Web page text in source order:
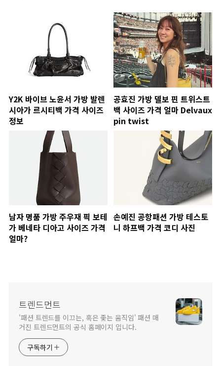
Y2K 바이브 노윤서 가방 발렌
시아가 르시티백 가격 사이즈
정보
공효진 가방 델보 핀 트위스트
백 사이즈 가격 얼마 Delvaux
pin twist
남자 명품 가방 주우재 픽 보테
가 베네타 디아고 사이즈 가격
얼마?
손예진 공항패션 가방 테스토
니 하프백 가격 코디 사진
트렌드먼트
'패션 트렌드를 이끄는, 혹은 좇는 움직임' 패션 매
거진 트렌드먼트의 공식 홈페이지 입니다.
구독하기